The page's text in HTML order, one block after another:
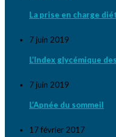
La prise en charge
7 juin 2019
L’Index glycémique
7 juin 2019
L’Apnée du sommeil
17 février 2017